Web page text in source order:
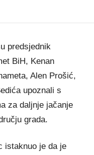
predsjednik
BiH, Kenan
Alen Prošić,
upoznali s
za daljnje jačanje
grada.
istaknuo je da je